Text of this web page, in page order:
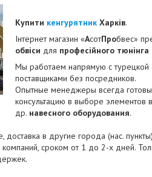
Купити кенгурятник Харків.
Інтернет магазин «АсотПробвес»
обвіси для професійного
Мы работаем напрямую с турецкой
поставщиками без посредников.
Опытные менеджеры всегда
консультацию в выборе элементов
др. навесного оборудования.
в другие города (нас.
сроком от 1 до 2-х дней.